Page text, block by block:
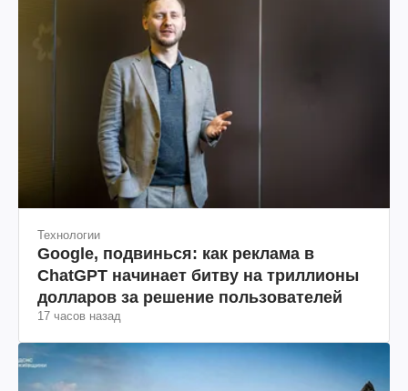
Технологии
Google, подвинься: как реклама в
ChatGPT начинает битву на триллионы
долларов за решение пользователей
17 часов назад